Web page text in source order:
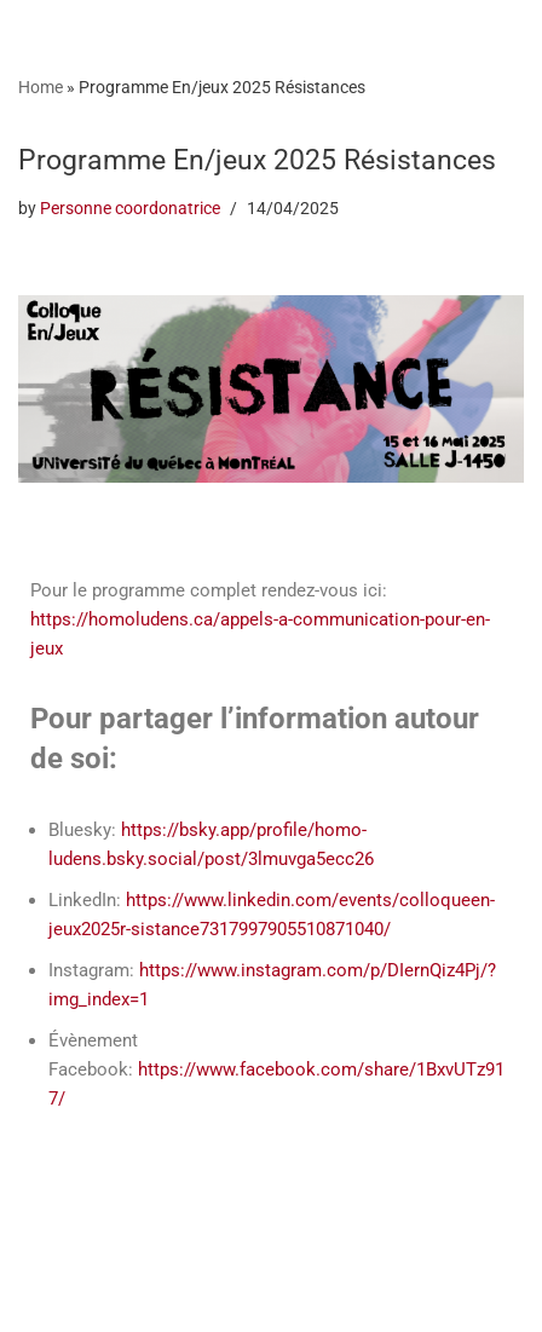
to
Home » Programme En/jeux 2025 Résistances
Programme En/jeux 2025 Résistances
by Personne coordonatrice 14/04/2025
Pour le programme complet rendez-vous ici:
https://homoludens.ca/appels-a-communication-pour-en-
jeux
Pour partager l’information autour
de soi:
Bluesky: https://bsky.app/profile/homo-
ludens.bsky.social/post/3lmuvga5ecc26
LinkedIn: https://www.linkedin.com/events/colloqueen-
jeux2025r-sistance7317997905510871040/
Instagram: https://www.instagram.com/p/DIernQiz4Pj/?
img_index=1
Évènement
Facebook: https://www.facebook.com/share/1BxvUTz91
7/